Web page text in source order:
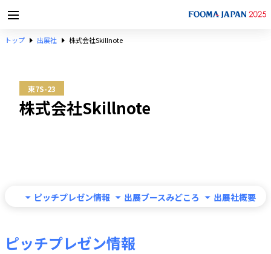
トップ 出展社 株式会社Skillnote
東7S-23
株式会社Skillnote
ピッチプレゼン情報 出展ブースみどころ 出展社概要
ピッチプレゼン情報